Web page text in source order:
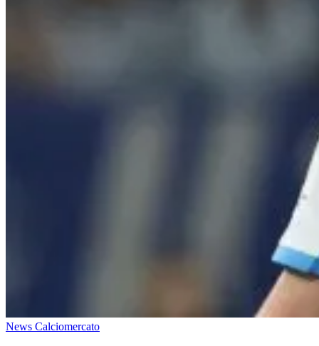
News Calciomercato